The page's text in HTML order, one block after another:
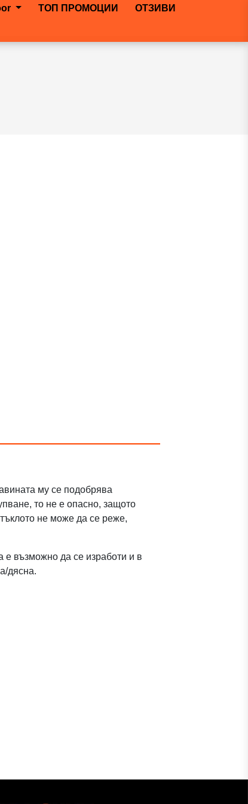
ТОП ПРОМОЦИИ ОТЗИВИ
му се подобрява
то не е опасно, защото
не може да се реже,
е възможно да се изработи и в
дясна.